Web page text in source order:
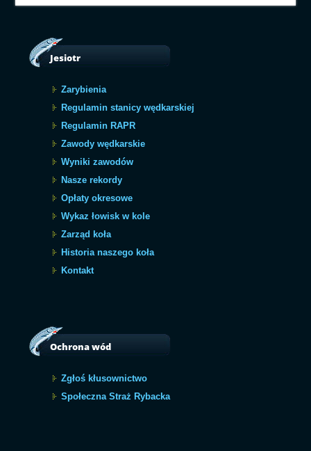
Jesiotr
Zarybienia
Regulamin stanicy wędkarskiej
Regulamin RAPR
Zawody wędkarskie
Wyniki zawodów
Nasze rekordy
Opłaty okresowe
Wykaz łowisk w kole
Zarząd koła
Historia naszego koła
Kontakt
Ochrona wód
Zgłoś kłusownictwo
Społeczna Straż Rybacka